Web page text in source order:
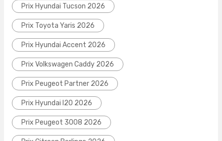
Prix Hyundai Tucson 2026
Prix Toyota Yaris 2026
Prix Hyundai Accent 2026
Prix Volkswagen Caddy 2026
Prix Peugeot Partner 2026
Prix Hyundai I20 2026
Prix Peugeot 3008 2026